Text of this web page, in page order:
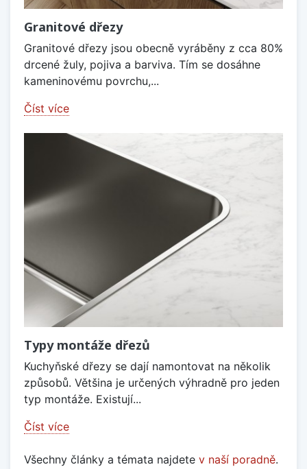
Granitové dřezy
Granitové dřezy jsou obecně vyráběny z cca 80%
drcené žuly, pojiva a barviva. Tím se dosáhne
kameninovému povrchu,...
Číst více
Typy montáže dřezů
Kuchyňské dřezy se dají namontovat na několik
způsobů. Většina je určených výhradně pro jeden
typ montáže. Existují...
Číst více
Všechny články a témata najdete v naší poradně.